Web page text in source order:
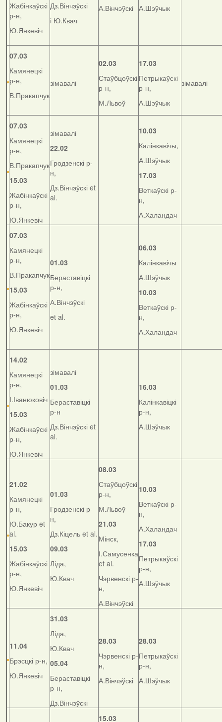
Жабінкаўскі
р-н,
Ю.Янкевіч
Дз.Вінчэўскі
і Ю.Квач
А.Вінчэўскі А.Шэўчык
07.03
Камянецкі
р-н,
В.Пракапчук
зімавалі
02.03
Стаўбцоўскі
р-н,
М.Львоў
17.03
Петрыкаўскі
р-н,
А.Шэўчык
зімавалі
07.03
Камянецкі
р-н,
В.Пракапчук
15.03
Жабінкаўскі
р-н,
Ю.Янкевіч
зімавалі
22.02
Гродзенскі р-
н,
Дз.Вінчэўскі et
al.
10.03
Калінкавічы,
А.Шэўчык
17.03
Веткаўскі р-
н,
А.Халандач
07.03
Камянецкі
р-н,
В.Пракапчук
15.03
Жабінкаўскі
р-н,
Ю.Янкевіч
01.03
Бераставіцкі
р-н,
А.Вінчэўскі
et al.
06.03
Калінкавічы
А.Шэўчык
10.03
Веткаўскі р-
н,
А.Халандач
14.02
Камянецкі
р-н,
І.Іванюковіч
15.03
Жабінкаўскі
р-н,
Ю.Янкевіч
зімавалі
01.03
Бераставіцкі
р-н
Дз.Вінчэўскі et
al.
16.03
Калінкавіцкі
р-н,
А.Шэўчык
21.02
Камянецкі
р-н,
Ю.Бакур et
al.
15.03
Жабінкаўскі
р-н,
Ю.Янкевіч
01.03
Гродзенскі р-
н,
Дз.Кіцель et al.
09.03
Ліда,
Ю.Квач
08.03
Стаўбцоўскі
р-н,
М.Львоў
21.03
Мінск,
І.Самусенка
et al.
Чэрвенскі р-
н,
А.Вінчэўскі
10.03
Веткаўскі р-
н,
А.Халандач
17.03
Петрыкаўскі
р-н,
А.Шэўчык
11.04
Брэсцкі р-н,
Ю.Янкевіч
31.03
Ліда,
Ю.Квач
05.04
Бераставіцкі
р-н,
Дз.Вінчэўскі
28.03
Чэрвенскі р-
н,
А.Вінчэўскі
28.03
Петрыкаўскі
р-н,
А.Шэўчык
15.03